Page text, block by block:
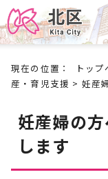
現在の位置： トッ
産・育児支援 > 妊産
妊産婦の
します